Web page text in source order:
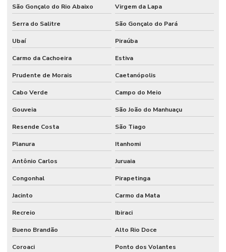
São Gonçalo do Rio Abaixo Virgem da Lapa
Serra do Salitre São Gonçalo do Pará
Ubaí Piraúba
Carmo da Cachoeira Estiva
Prudente de Morais Caetanópolis
Cabo Verde Campo do Meio
Gouveia São João do Manhuaçu
Resende Costa São Tiago
Planura Itanhomi
Antônio Carlos Juruaia
Congonhal Pirapetinga
Jacinto Carmo da Mata
Recreio Ibiraci
Bueno Brandão Alto Rio Doce
Coroaci Ponto dos Volantes